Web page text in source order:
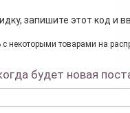
запишите этот код и
с некоторыми товарами на
будет новая